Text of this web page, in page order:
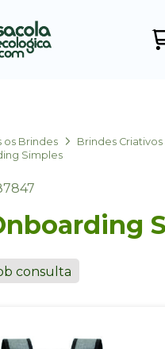
os Brindes
Brindes Criativos
Simples
consulta